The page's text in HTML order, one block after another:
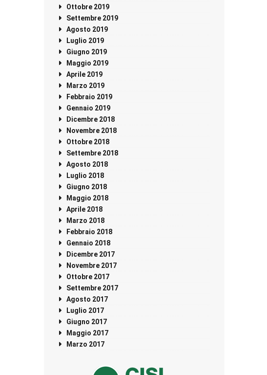
Ottobre 2019
Settembre 2019
Agosto 2019
Luglio 2019
Giugno 2019
Maggio 2019
Aprile 2019
Marzo 2019
Febbraio 2019
Gennaio 2019
Dicembre 2018
Novembre 2018
Ottobre 2018
Settembre 2018
Agosto 2018
Luglio 2018
Giugno 2018
Maggio 2018
Aprile 2018
Marzo 2018
Febbraio 2018
Gennaio 2018
Dicembre 2017
Novembre 2017
Ottobre 2017
Settembre 2017
Agosto 2017
Luglio 2017
Giugno 2017
Maggio 2017
Marzo 2017